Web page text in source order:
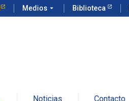
Medios arrow_drop_down Biblioteca
Noticias Contacto